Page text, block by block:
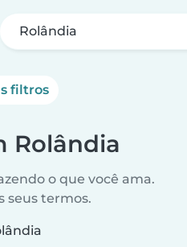
Rolândia
filtros
Rolândia
o que você ama.
seus termos.